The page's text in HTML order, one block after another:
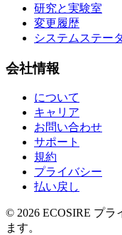
研究と実験室
変更履歴
システムステー
会社情報
について
キャリア
お問い合わせ
サポート
規約
プライバシー
払い戻し
© 2026 ECOSIRE プラ
ます。